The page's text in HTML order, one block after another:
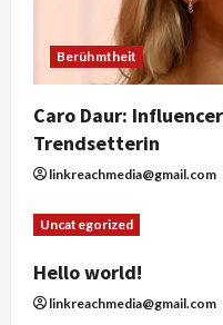
Berühmtheit
Caro Daur:
Trendsetterin
linkreachmedia@gmail.com
Uncategorized
Hello world!
linkreachmedia@gmail.com